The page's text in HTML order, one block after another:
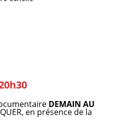
DEMAIN AU
en présence de la